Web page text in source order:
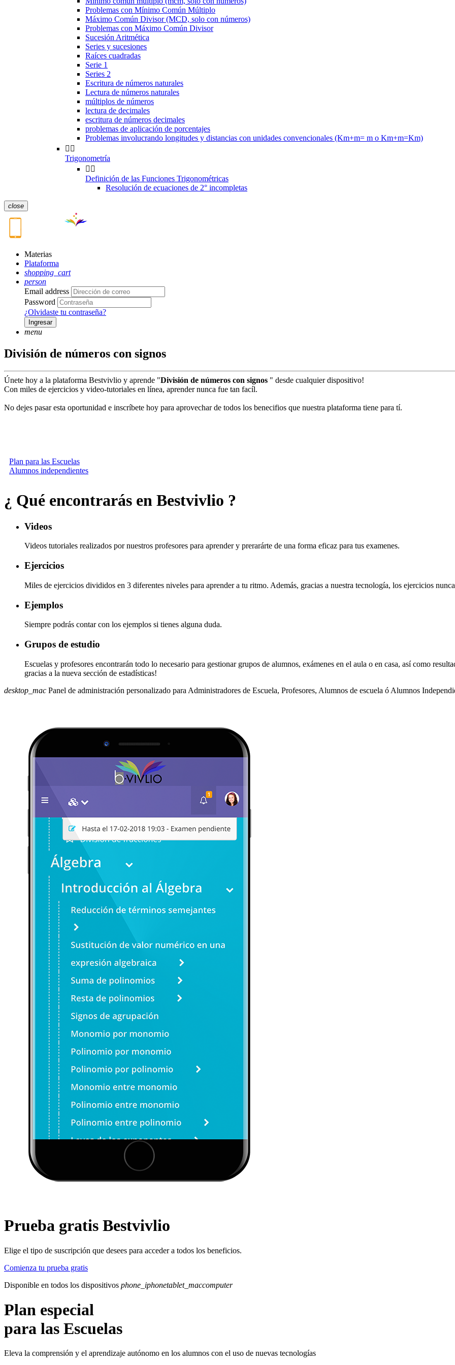
Problemas con Mínimo Común Múltiplo
Máximo Común Divisor (MCD, solo con números)
Problemas con Máximo Común Divisor
Sucesión Aritmética
Series y sucesiones
Raíces cuadradas
Serie 1
Series 2
Escritura de números naturales
Lectura de números naturales
múltiplos de números
lectura de decimales
escritura de números decimales
problemas de aplicación de porcentajes
Problemas involucrando longitudes y distancias con unidades convencionales (Km+m= m o Km+m=Km)
 
Trigonometría
 
Definición de las Funciones Trigonométricas
Resolución de ecuaciones de 2° incompletas
close
Materias
Plataforma
shopping_cart
person
Email address
Password
¿Olvidaste tu contraseña?
Ingresar
menu
División de números con signos
Únete hoy a la plataforma Bestvivlio y aprende "División de números con signos " desde cualquier dispositivo!
Con miles de ejercicios y video-tutoriales en línea, aprender nunca fue tan facíl.
No dejes pasar esta oportunidad e inscríbete hoy para aprovechar de todos los benecifios que nuestra plataforma tiene para tí.
Plan para las Escuelas
Alumnos independientes
¿ Qué encontrarás en Bestvivlio ?
Videos
Videos tutoriales realizados por nuestros profesores para aprender y prerarárte de una forma eficaz para tus examenes.
Ejercicios
Miles de ejercicios divididos en 3 diferentes niveles para aprender a tu ritmo. Además, gracias a nuestra tecnología, los ejercicios
Ejemplos
Siempre podrás contar con los ejemplos si tienes alguna duda.
Grupos de estudio
Escuelas y profesores encontrarán todo lo necesario para gestionar grupos de alumnos, exámenes en el aula o en casa, así como
gracias a la nueva sección de estadísticas!
desktop_mac Panel de administración personalizado para Administradores de Escuela, Profesores, Alumnos de escuela ó Alumnos
Prueba gratis Bestvivlio
Elige el tipo de suscripción que desees para acceder a todos los beneficios.
Comienza tu prueba gratis
Disponible en todos los dispositivos phone_iphonetablet_maccomputer
Plan especial
para las Escuelas
Eleva la comprensión y el aprendizaje autónomo en los alumnos con el uso de nuevas tecnologías